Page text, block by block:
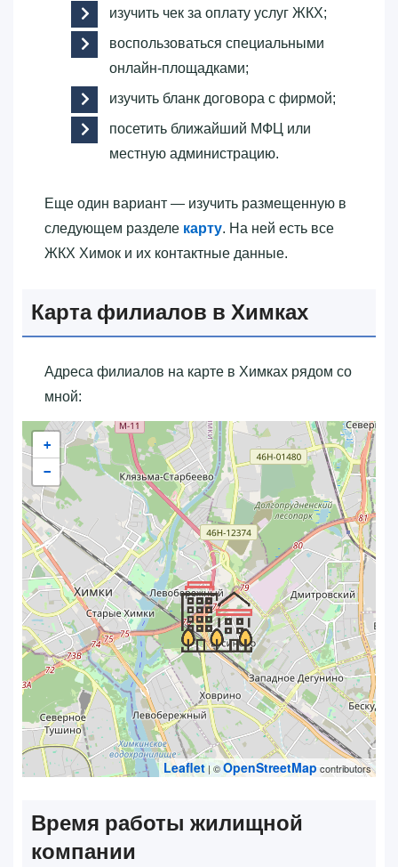
изучить чек за оплату услуг ЖКХ;
воспользоваться специальными
онлайн-площадками;
изучить бланк договора с фирмой;
посетить ближайший МФЦ или
местную администрацию.
Еще один вариант — изучить размещенную в
следующем разделе карту. На ней есть все
ЖКХ Химок и их контактные данные.
Карта филиалов в Химках
Адреса филиалов на карте в Химках рядом со
мной:
+
−
Leaflet | ©OpenStreetMapcontributors
Время работы жилищной
компании